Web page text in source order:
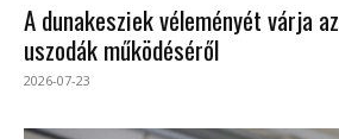
A dunakesziek véleményét várja
uszodák működéséről
2026-07-23